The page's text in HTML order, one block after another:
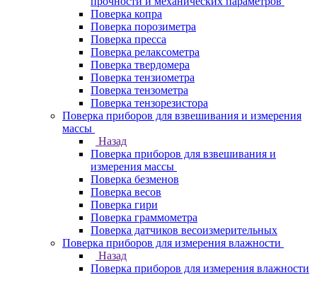
Поверка копра
Поверка порозиметра
Поверка пресса
Поверка релаксометра
Поверка твердомера
Поверка тензиометра
Поверка тензометра
Поверка тензорезистора
Поверка приборов для взвешивания и измерения
массы
Назад
Поверка приборов для взвешивания и
измерения массы
Поверка безменов
Поверка весов
Поверка гири
Поверка граммометра
Поверка датчиков весоизмерительных
Поверка приборов для измерения влажности
Назад
Поверка приборов для измерения влажности